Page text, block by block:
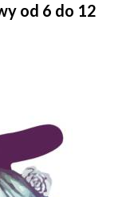
od 6 do 12